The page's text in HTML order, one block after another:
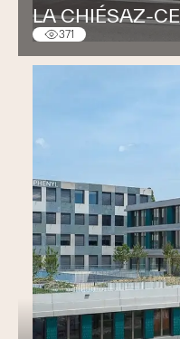
LA CHIÉSAZ-
371